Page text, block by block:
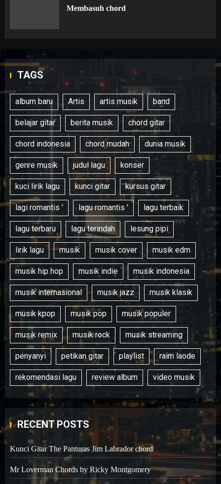
Membasuh chord
TAGS
album baru Artis artis musik band
belajar gitar berita musik chord gitar
chord indonesia chord mudah dunia musik
genre musik judul lagu konser
kuci lirik lagu kunci gitar kursus gitar
lagi romantis ' lagu romantis ' lagu terbaik
lagu terbaru lagu terindah lesung pipi
lirik lagu musik musik cover musik edm
musik hip hop musik indie musik indonesia
musik internasional musik jazz musik klasik
musik kpop musik pop musik populer
musik remix musik rock musik streaming
penyanyi petikan gitar playlist raim laode
rekomendasi lagu review album video musik
RECENT POSTS
Kunci Gitar The Panturas Jim Labrador chord
Mr Loverman Chords by Ricky Montgomery